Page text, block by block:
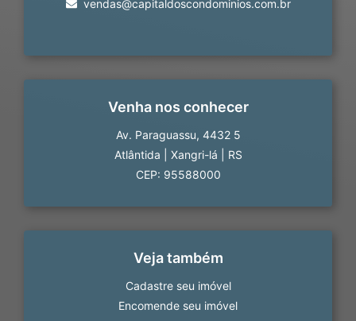
vendas@capitaldoscondominios.com.br
Venha nos conhecer
Av. Paraguassu, 4432 5
Atlântida
Xangri-lá
RS
CEP: 95588000
Veja também
Cadastre seu imóvel
Encomende seu imóvel